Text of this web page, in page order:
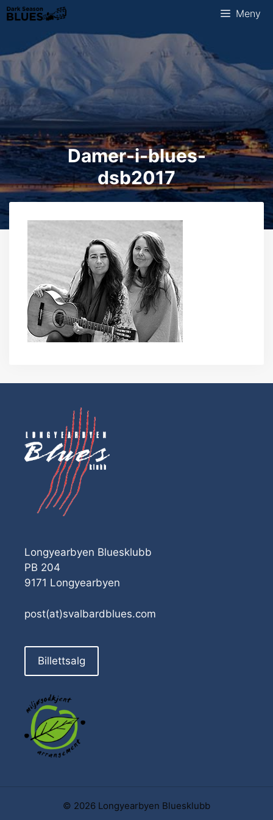
Hopp
til
innhold
Meny
Damer-i-blues-
dsb2017
Longyearbyen Bluesklubb
PB 204
9171 Longyearbyen
post(at)svalbardblues.com
Billettsalg
© 2026 Longyearbyen Bluesklubb